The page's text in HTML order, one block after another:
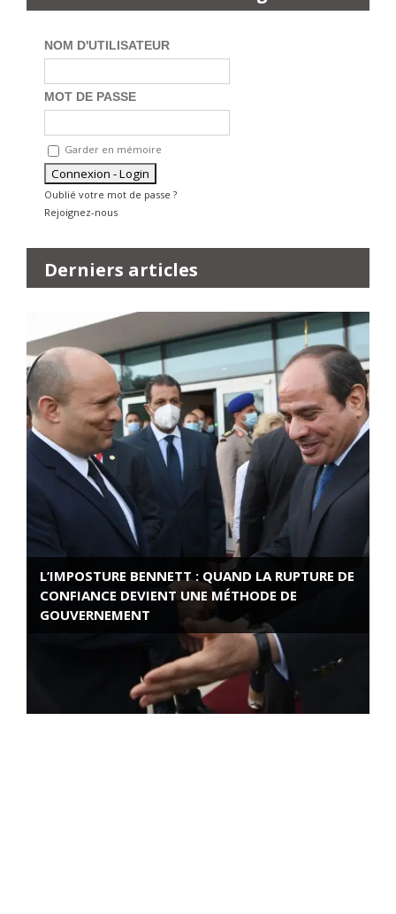
NOM D'UTILISATEUR
MOT DE PASSE
Garder en mémoire
Oublié votre mot de passe ?
Rejoignez-nous
Derniers articles
L’IMPOSTURE BENNETT : QUAND LA RUPTURE DE
CONFIANCE DEVIENT UNE MÉTHODE DE
GOUVERNEMENT
ROSE VALLAND, HEROÏNE DE LA RESISTANCE